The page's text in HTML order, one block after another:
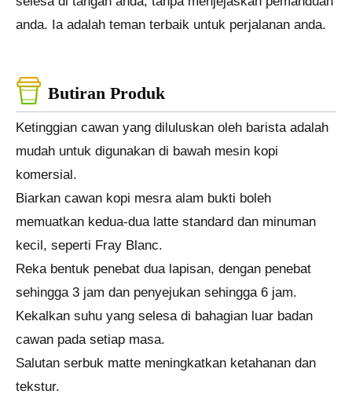
anda. Ia adalah teman terbaik untuk perjalanan anda.
Butiran Produk
Ketinggian cawan yang diluluskan oleh barista adalah
mudah untuk digunakan di bawah mesin kopi
komersial.
Biarkan cawan kopi mesra alam bukti boleh
memuatkan kedua-dua latte standard dan minuman
kecil, seperti Fray Blanc.
Reka bentuk penebat dua lapisan, dengan penebat
sehingga 3 jam dan penyejukan sehingga 6 jam.
Kekalkan suhu yang selesa di bahagian luar badan
cawan pada setiap masa.
Salutan serbuk matte meningkatkan ketahanan dan
tekstur.